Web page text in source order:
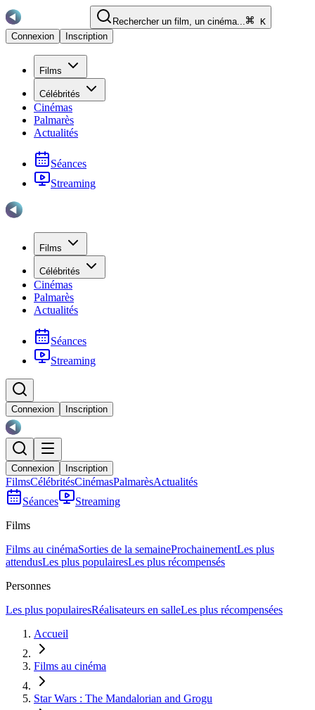
Rechercher un film, un cinéma...
K
Connexion
Inscription
Films
Célébrités
Cinémas
Palmarès
Actualités
Séances
Streaming
Films
Célébrités
Cinémas
Palmarès
Actualités
Séances
Streaming
Connexion Inscription
Connexion Inscription
FilmsCélébritésCinémasPalmarèsActualités
Séances
Streaming
Films
Films au cinémaSorties de la semaineProchainementLes plus
attendusLes plus populairesLes plus récompensés
Personnes
Les plus populairesRéalisateurs en salleLes plus récompensées
Accueil
Films au cinéma
Star Wars : The Mandalorian and Grogu